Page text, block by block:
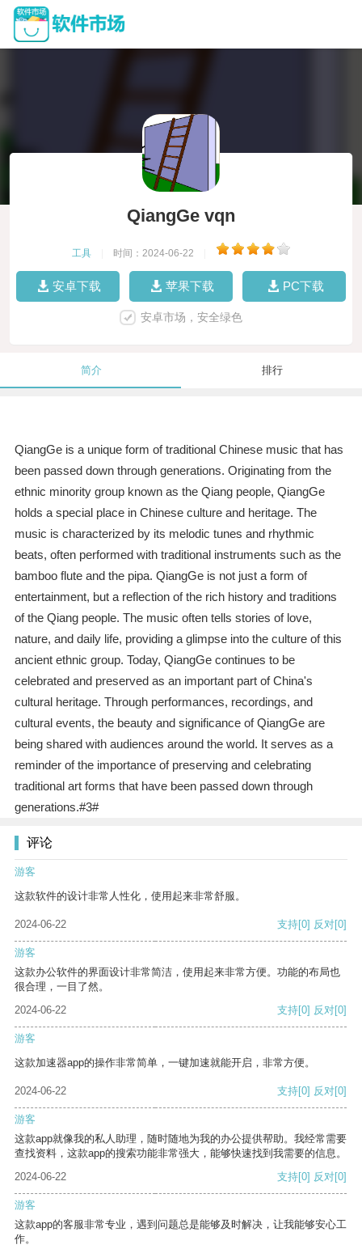
QiangGe vqn
工具 时间：2024-06-22
安卓下载 苹果下载 PC下载
安卓市场，安全绿色
简介 排行
QiangGe is a unique form of traditional Chinese music that has
been passed down through generations. Originating from the
ethnic minority group known as the Qiang people, QiangGe
holds a special place in Chinese culture and heritage. The
music is characterized by its melodic tunes and rhythmic
beats, often performed with traditional instruments such as the
bamboo flute and the pipa. QiangGe is not just a form of
entertainment, but a reflection of the rich history and traditions
of the Qiang people. The music often tells stories of love,
nature, and daily life, providing a glimpse into the culture of this
ancient ethnic group. Today, QiangGe continues to be
celebrated and preserved as an important part of China's
cultural heritage. Through performances, recordings, and
cultural events, the beauty and significance of QiangGe are
being shared with audiences around the world. It serves as a
reminder of the importance of preserving and celebrating
traditional art forms that have been passed down through
generations.#3#
评论
游客
这款软件的设计非常人性化，使用起来非常舒服。
2024-06-22 支持[0] 反对[0]
游客
这款办公软件的界面设计非常简洁，使用起来非常方便。功能的布局也
很合理，一目了然。
2024-06-22
支持[0] 反对[0]
游客
这款加速器app的操作非常简单，一键加速就能开启，非常方便。
2024-06-22 支持[0] 反对[0]
游客
这款app就像我的私人助理，随时随地为我的办公提供帮助。我经常需要
查找资料，这款app的搜索功能非常强大，能够快速找到我需要的信息。
2024-06-22
支持[0] 反对[0]
游客
这款app的客服非常专业，遇到问题总是能够及时解决，让我能够安心工
作。